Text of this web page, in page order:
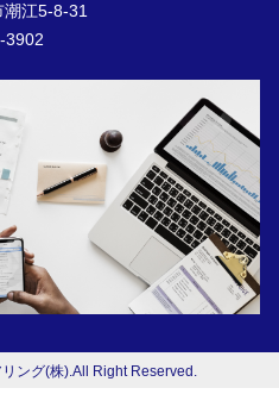
江5-8-31
3902
ング(株).All Right Reserved.